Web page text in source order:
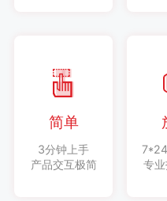
简单
3分钟上手
产品交互极简
专